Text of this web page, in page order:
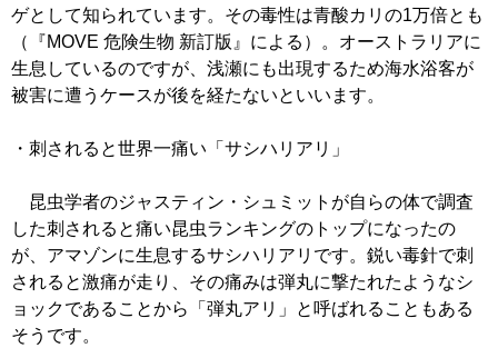
ゲとして知られています。その毒性は青酸カリの1万倍とも
（『MOVE 危険生物 新訂版』による）。オーストラリアに
生息しているのですが、浅瀬にも出現するため海水浴客が
被害に遭うケースが後を経たないといいます。
・刺されると世界一痛い「サシハリアリ」
昆虫学者のジャスティン・シュミットが自らの体で調査
した刺されると痛い昆虫ランキングのトップになったの
が、アマゾンに生息するサシハリアリです。鋭い毒針で刺
されると激痛が走り、その痛みは弾丸に撃たれたようなシ
ョックであることから「弾丸アリ」と呼ばれることもある
そうです。